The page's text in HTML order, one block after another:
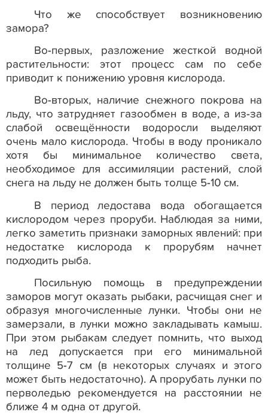
Что же способствует возникновению
замора?
Во-первых, разложение жесткой водной
растительности: этот процесс сам по себе
приводит к понижению уровня кислорода.
Во-вторых, наличие снежного покрова на
льду, что затрудняет газообмен в воде, а из-за
слабой освещённости водоросли выделяют
очень мало кислорода. Чтобы в воду проникало
хотя бы минимальное количество света,
необходимое для ассимиляции растений, слой
снега на льду не должен быть толще 5-10 см.
В период ледостава вода обогащается
кислородом через проруби. Наблюдая за ними,
легко заметить признаки заморных явлений: при
недостатке кислорода к прорубям начнет
подходить рыба.
Посильную помощь в предупреждении
заморов могут оказать рыбаки, расчищая снег и
образуя многочисленные лунки. Чтобы они не
замерзали, в лунки можно закладывать камыш.
При этом рыбакам следует помнить, что выход
на лед допускается при его минимальной
толщине 5-7 см (в некоторых случаях и этого
может быть недостаточно). А прорубать лунки по
перволедью рекомендуется на расстоянии не
ближе 4 м одна от другой.